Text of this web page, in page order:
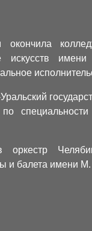
искусств
специальности
и балета имени